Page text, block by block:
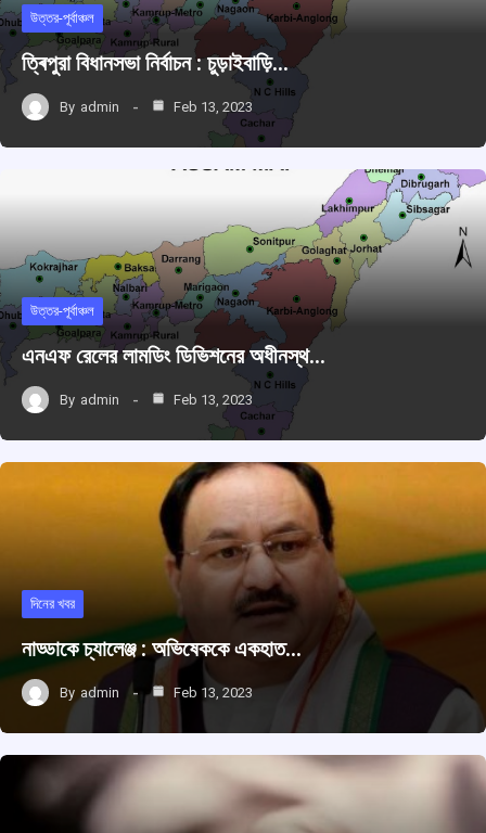
উত্তর-পূর্বাঞ্চল
ত্ৰিপুরা বিধানসভা নির্বাচন : চুড়াইবাড়ি…
By admin Feb 13, 2023
উত্তর-পূর্বাঞ্চল
এনএফ রেলের লামডিং ডিভিশনের অধীনস্থ…
By admin Feb 13, 2023
দিনের খবর
নাড্ডাকে চ্যালেঞ্জ : অভিষেককে একহাত…
By admin Feb 13, 2023